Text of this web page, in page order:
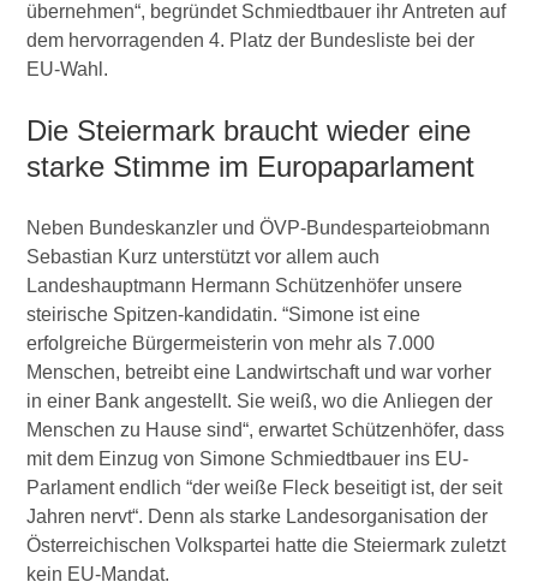
übernehmen“, begründet Schmiedtbauer ihr Antreten auf
dem hervorragenden 4. Platz der Bundesliste bei der
EU-Wahl.
Die Steiermark braucht wieder eine
starke Stimme im Europaparlament
Neben Bundeskanzler und ÖVP-Bundesparteiobmann
Sebastian Kurz unterstützt vor allem auch
Landeshauptmann Hermann Schützenhöfer unsere
steirische Spitzen-kandidatin. “Simone ist eine
erfolgreiche Bürgermeisterin von mehr als 7.000
Menschen, betreibt eine Landwirtschaft und war vorher
in einer Bank angestellt. Sie weiß, wo die Anliegen der
Menschen zu Hause sind“, erwartet Schützenhöfer, dass
mit dem Einzug von Simone Schmiedtbauer ins EU-
Parlament endlich “der weiße Fleck beseitigt ist, der seit
Jahren nervt“. Denn als starke Landesorganisation der
Österreichischen Volkspartei hatte die Steiermark zuletzt
kein EU-Mandat.